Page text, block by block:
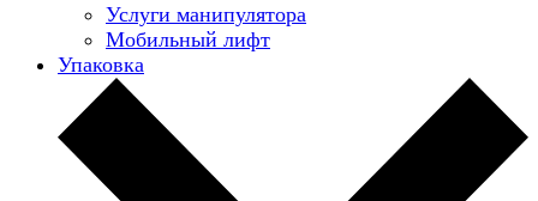
Услуги манипулятора
Мобильный лифт
Упаковка